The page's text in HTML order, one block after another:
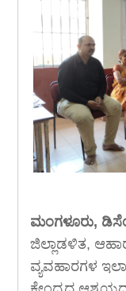
ಮಂಗಳೂರು,
ಜಿಲ್ಲಾಡಳಿತ,
ವ್ಯವಹಾರಗಳ